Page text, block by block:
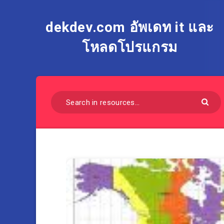
dekdev.com อัพเดท it และ
โหลดโปรแกรม